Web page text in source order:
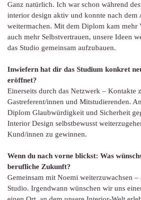
Ganz natürlich. Ich war schon während
interior design aktiv und konnte nach dem
weitermachen. Mit dem Diplom kam mehr
auch mehr Selbstvertrauen, unsere Ideen
das Studio gemeinsam aufzubauen.
Inwiefern hat dir das Studium konkret
eröffnet?
Einerseits durch das Netzwerk – Kontakte
Gastreferent/innen und Mitstudierenden.
Diplom Glaubwürdigkeit und Sicherheit
Interior Design selbstbewusst
Kund/innen zu gewinnen.
Wenn du nach vorne blickst: Was
berufliche Zukunft?
Gemeinsam mit Noemi weiterzuwachsen –
Studio. Irgendwann wünschen wir uns